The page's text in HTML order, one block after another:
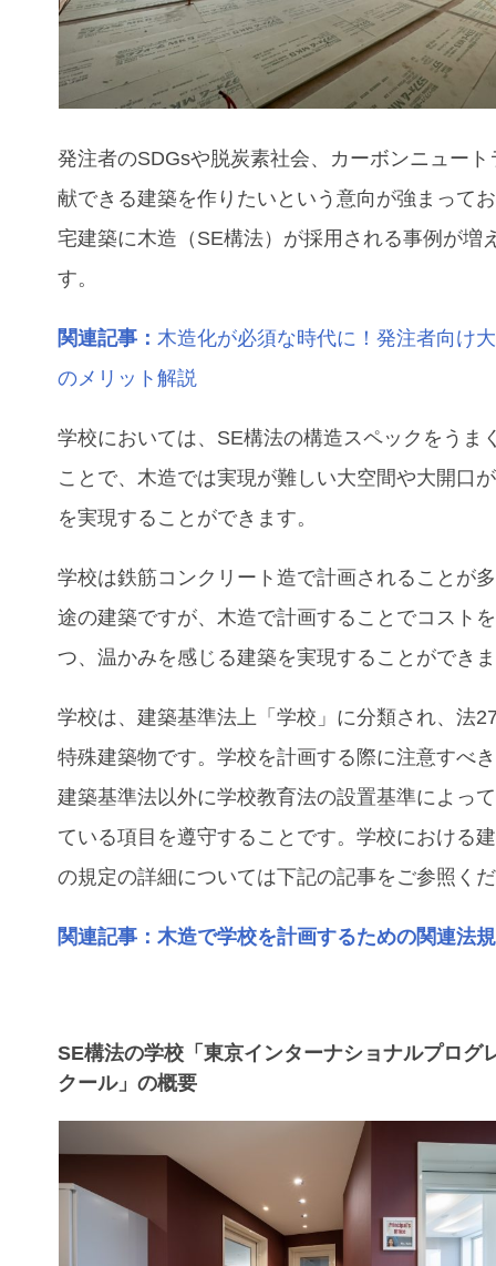
発注者のSDGsや脱炭素社会、カーボンニュート
献できる建築を作りたいという意向が強まって
宅建築に木造（SE構法）が採用される事例が増
す。
関連記事： 木造化が必須な時代に！発注者向け
のメリット解説
学校においては、SE構法の構造スペックをうま
ことで、木造では実現が難しい大空間や大開口
を実現することができます。
学校は鉄筋コンクリート造で計画されることが
途の建築ですが、木造で計画することでコスト
つ、温かみを感じる建築を実現することができ
学校は、建築基準法上「学校」に分類され、法
特殊建築物です。学校を計画する際に注意すべ
建築基準法以外に学校教育法の設置基準によっ
ている項目を遵守することです。学校における
の規定の詳細については下記の記事をご参照く
関連記事：木造で学校を計画するための関連法
SE構法の学校「東京インターナショナルプログ
クール」の概要